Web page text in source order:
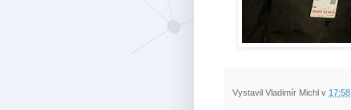
Vystavil Vladimír Michl v 17:58